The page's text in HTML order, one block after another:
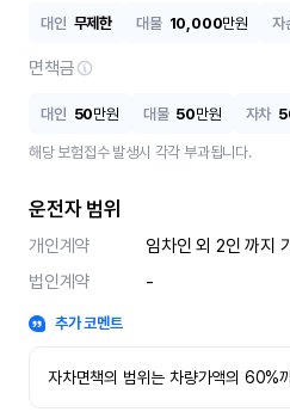
대인 무제한 대물 10,000만원 자
면책금
대인 50만원 대물 50만원 자차
해당 보험접수 발생시 각각 부과됩니다.
운전자 범위
개인계약
임차인 외 2인 까지
법인계약
-
추가 코멘트
자차면책의 범위는 차량가액의 60%